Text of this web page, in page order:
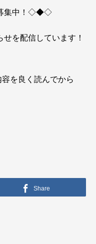
集中！◇◆◇
を配信しています！
を良く読んでから
Share